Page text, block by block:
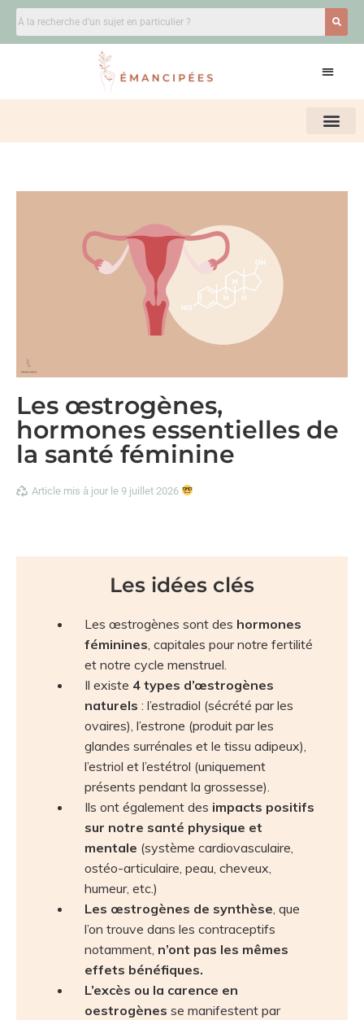
Les œstrogènes,
hormones essentielles de
la santé féminine
Article mis à jour le 9 juillet 2026
Les idées clés
Les œstrogènes sont des hormones
féminines, capitales pour notre fertilité
et notre cycle menstruel.
Il existe 4 types d’œstrogènes
naturels : l’estradiol (sécrété par les
ovaires), l’estrone (produit par les
glandes surrénales et le tissu adipeux),
l’estriol et l’estétrol (uniquement
présents pendant la grossesse).
Ils ont également des impacts positifs
sur notre santé physique et
mentale (système cardiovasculaire,
ostéo-articulaire, peau, cheveux,
humeur, etc.)
Les œstrogènes de synthèse, que
l’on trouve dans les contraceptifs
notamment, n’ont pas les mêmes
effets bénéfiques.
L’excès ou la carence en
oestrogènes se manifestent par